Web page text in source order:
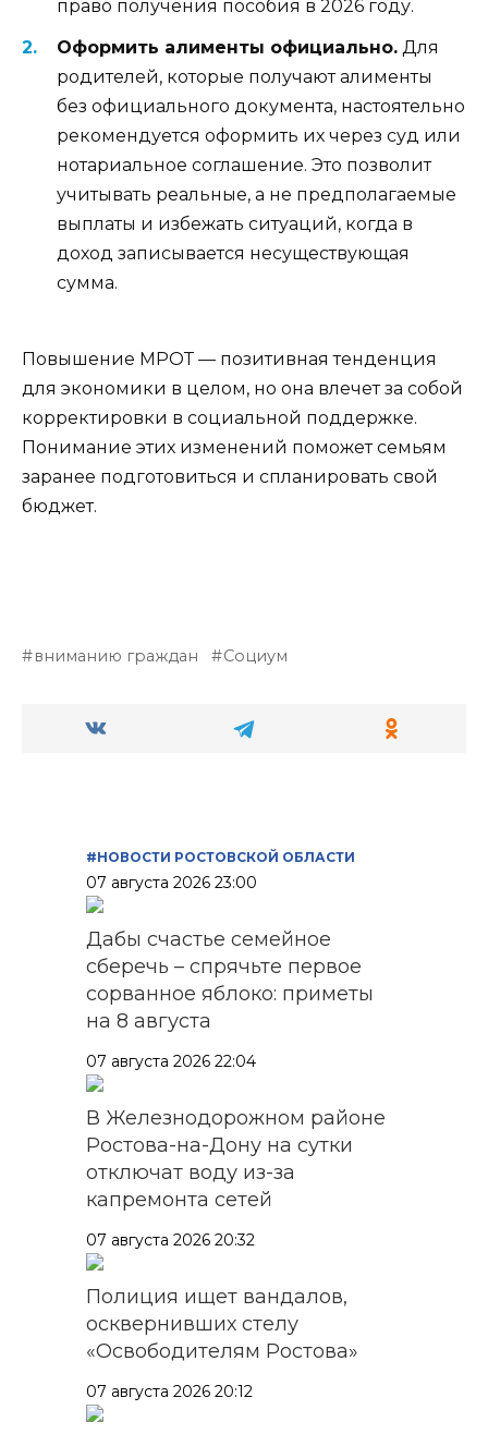
право получения пособия в 2026 году.
Оформить алименты официально. Для
родителей, которые получают алименты
без официального документа, настоятельно
рекомендуется оформить их через суд или
нотариальное соглашение. Это позволит
учитывать реальные, а не предполагаемые
выплаты и избежать ситуаций, когда в
доход записывается несуществующая
сумма.
Повышение МРОТ — позитивная тенденция
для экономики в целом, но она влечет за собой
корректировки в социальной поддержке.
Понимание этих изменений поможет семьям
заранее подготовиться и спланировать свой
бюджет.
вниманию граждан Социум
#НОВОСТИ РОСТОВСКОЙ ОБЛАСТИ
07 августа 2026 23:00
Дабы счастье семейное
сберечь – спрячьте первое
сорванное яблоко: приметы
на 8 августа
07 августа 2026 22:04
В Железнодорожном районе
Ростова-на-Дону на сутки
отключат воду из-за
капремонта сетей
07 августа 2026 20:32
Полиция ищет вандалов,
осквернивших стелу
«Освободителям Ростова»
07 августа 2026 20:12